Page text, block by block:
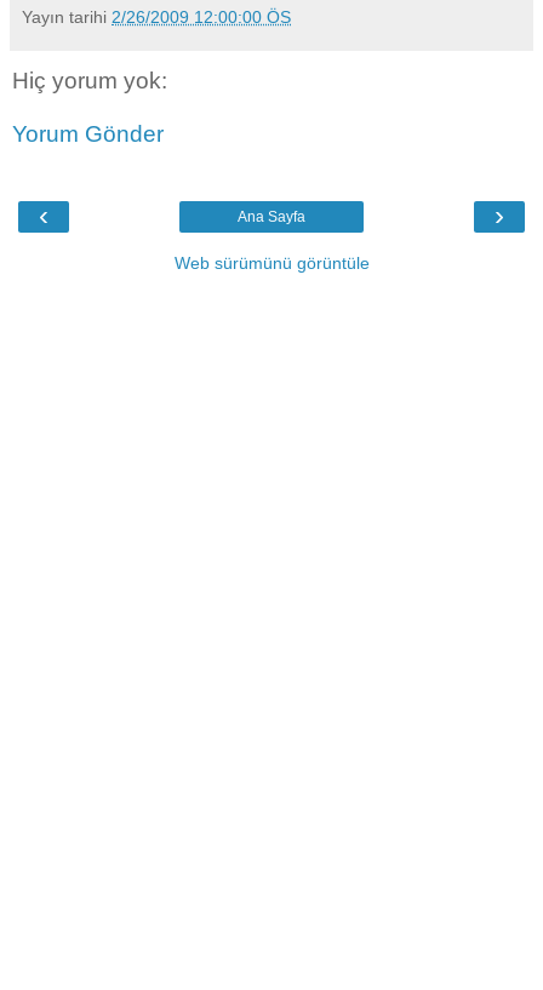
Yayın tarihi 2/26/2009 12:00:00 ÖS
Hiç yorum yok:
Yorum Gönder
‹ ›
Ana Sayfa
Web sürümünü görüntüle